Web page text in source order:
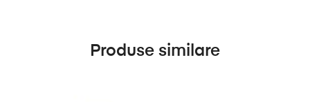
Produse similare